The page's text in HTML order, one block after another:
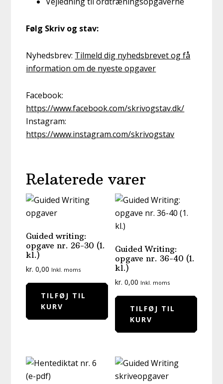
Følg Skriv og stav:
Nyhedsbrev: Tilmeld dig nyhedsbrevet og få
information om de nyeste opgaver
Facebook:
https://www.facebook.com/skrivogstav.dk/
Instagram:
https://www.instagram.com/skrivogstav
Relaterede varer
Guided writing:
opgave nr. 26-30 (1.
kl.)
kr. 0,00 Inkl. moms
TILFØJ TIL
KURV
Guided Writing:
opgave nr. 36-40 (1.
kl.)
kr. 0,00 Inkl. moms
TILFØJ TIL
KURV